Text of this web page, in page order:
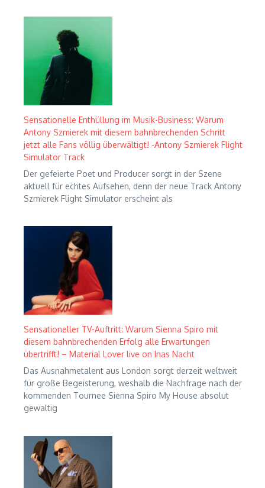
Sensationelle Enthüllung im Musik-Business: Warum
Antony Szmierek mit diesem bahnbrechenden Schritt
jetzt alle Fans völlig überwältigt! -Antony Szmierek Flight
Simulator Track
Der gefeierte Poet und Producer sorgt in der Szene
aktuell für echtes Aufsehen, denn der neue Track Antony
Szmierek Flight Simulator erscheint als
Sensationeller TV-Auftritt: Warum Sienna Spiro mit
diesem bahnbrechenden Erfolg alle Erwartungen
übertrifft! – Material Lover live on Inas Nacht
Das Ausnahmetalent aus London sorgt derzeit weltweit
für große Begeisterung, weshalb die Nachfrage nach der
kommenden Tournee Sienna Spiro My House absolut
gewaltig